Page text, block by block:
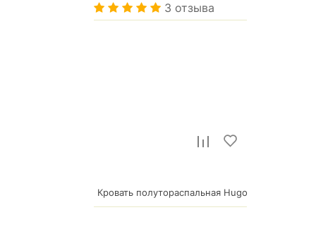
3 отзыва
7 781 р.
Кровать полутораспальная Hugo
15 613 р.